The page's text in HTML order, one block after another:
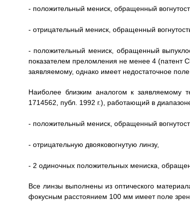
- положительный мениск, обращенный
- отрицательный мениск, обращенный
- положительный мениск, обращенный
показателем преломления не менее 4 (патент
заявляемому, однако имеет недостаточное поле
Наиболее близким аналогом к заявляемому
1714562, публ. 1992 г.), работающий в
- положительный мениск, обращенный
- отрицательную двояковогнутую линзу,
- 2 одиночных положительных мениска,
Все линзы выполнены из оптического
фокусным расстоянием 100 мм имеет поле